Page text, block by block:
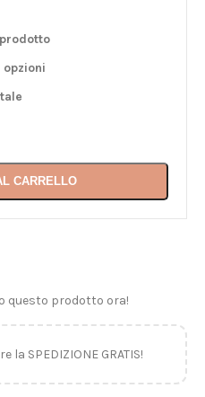
opzioni
CARRELLO
questo prodotto ora!
la SPEDIZIONE GRATIS!